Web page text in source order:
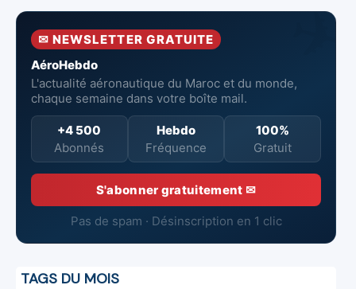
incendie
la surveillance
aériennes.
neufs à Royal Air
✉ NEWSLETTER GRATUITE
AéroHebdo
L'actualité aéronautique du Maroc et du monde,
chaque semaine dans votre boîte mail.
+4 500
Abonnés
Hebdo
Fréquence
100%
Gratuit
S'abonner gratuitement ✉
Pas de spam · Désinscription en 1 clic
TAGS DU MOIS